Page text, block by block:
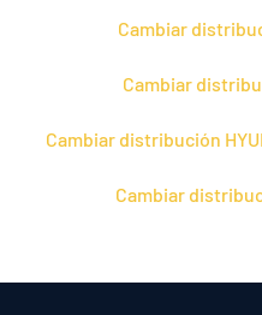
Cambiar
Cambiar
Cambiar distribución
Cambiar